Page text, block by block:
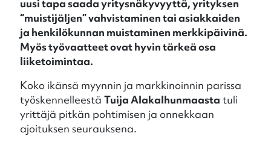
uusi tapa saada yritysnäkyvyyttä, yrityksen
“muistijäljen” vahvistaminen tai asiakkaiden
ja henkilökunnan muistaminen merkkipäivinä.
Myös työvaatteet ovat hyvin tärkeä osa
liiketoimintaa.
Koko ikänsä myynnin ja markkinoinnin parissa
työskennelleestä Tuija Alakalhunmaasta tuli
yrittäjä pitkän pohtimisen ja onnekkaan
ajoituksen seurauksena.